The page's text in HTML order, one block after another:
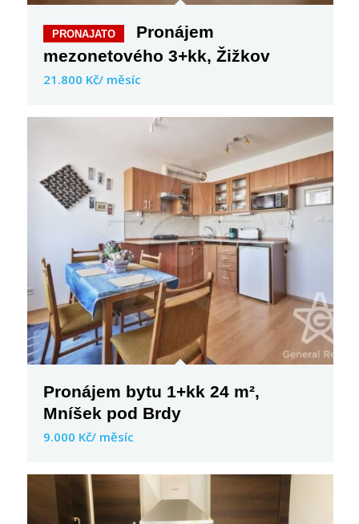
Pronájem
mezonetového 3+kk, Žižkov
21.800 Kč/ měsíc
Pronájem bytu 1+kk 24 m²,
Mníšek pod Brdy
9.000 Kč/ měsíc